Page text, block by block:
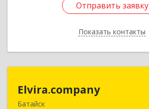
Отправить заявку
Показать контакты
Отправить заявку
Назад
Elvira.company
Батайск